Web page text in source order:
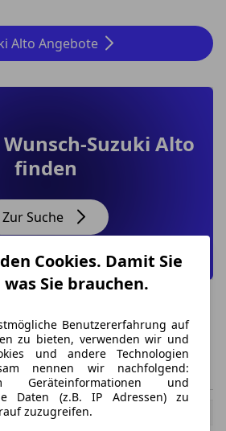
Alto Angebote
Suzuki Alto
finden
Zur Suche
Alto Leasing
Cookies. Damit Sie
Sie brauchen.
Benutzererfahrung auf
zu bieten, verwenden wir und
und andere Technologien
nennen wir nachfolgend:
Geräteinformationen und
Daten (z.B. IP Adressen) zu
zuzugreifen.